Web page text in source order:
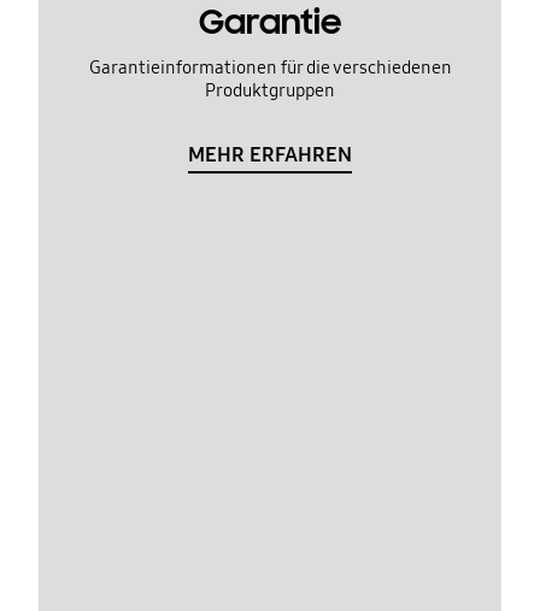
Garantie
Garantieinformationen für die verschiedenen
Produktgruppen
MEHR ERFAHREN